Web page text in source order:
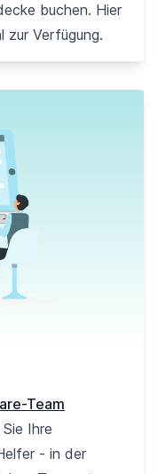
buchen. Hier
zur Verfügung.
Team
Ihre
- in der